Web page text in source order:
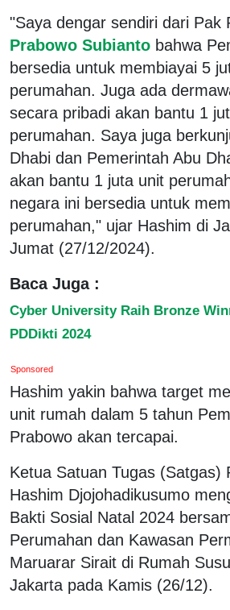
"Saya dengar sendiri dari Pak
Prabowo Subianto bahwa
bersedia untuk membiayai 5
perumahan. Juga ada
secara pribadi akan bantu 1
perumahan. Saya juga
Dhabi dan Pemerintah Abu
akan bantu 1 juta unit
negara ini bersedia untuk
perumahan," ujar Hashim di
Jumat (27/12/2024).
Baca Juga :
Cyber University Raih Bronze
PDDikti 2024
Sponsored
Hashim yakin bahwa target
unit rumah dalam 5 tahun
Prabowo akan tercapai.
Ketua Satuan Tugas (Satgas)
Hashim Djojohadikusumo
Bakti Sosial Natal 2024
Perumahan dan Kawasan
Maruarar Sirait di Rumah
Jakarta pada Kamis (26/12).